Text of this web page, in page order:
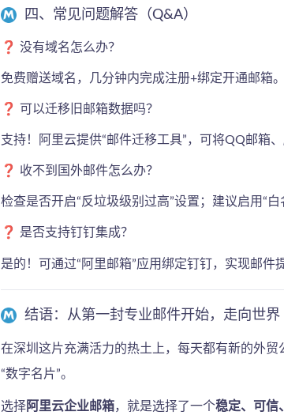
四、常见问题解答（Q&A）
❓ 没有域名怎么办？
免费赠送域名，几分钟内完成注册+绑定开通邮箱。
❓ 可以迁移旧邮箱数据吗？
支持！阿里云提供“邮件迁移工具”，可将QQ邮箱
❓ 收不到国外邮件怎么办？
检查是否开启“反垃圾级别过高”设置；建议启用“
❓ 是否支持钉钉集成？
是的！可通过“阿里邮箱”应用绑定钉钉，实现邮件
结语：从第一封专业邮件开始，走向世界
在深圳这片充满活力的热土上，每天都有新的外
“数字名片”。
选择阿里云企业邮箱，就是选择了一个稳定、可信